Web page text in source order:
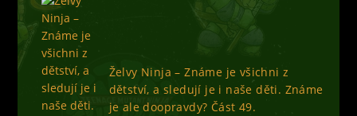
Želvy Ninja – Známe je všichni z
dětství, a sledují je i naše děti. Známe
je ale doopravdy? Část 49.